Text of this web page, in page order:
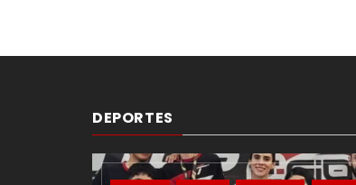
DEPORTES